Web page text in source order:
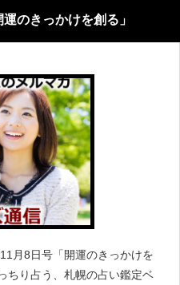
のきっかけを創る」
月8日号「開運のきっかけを
ちり占う、札幌の占い鑑定ベ